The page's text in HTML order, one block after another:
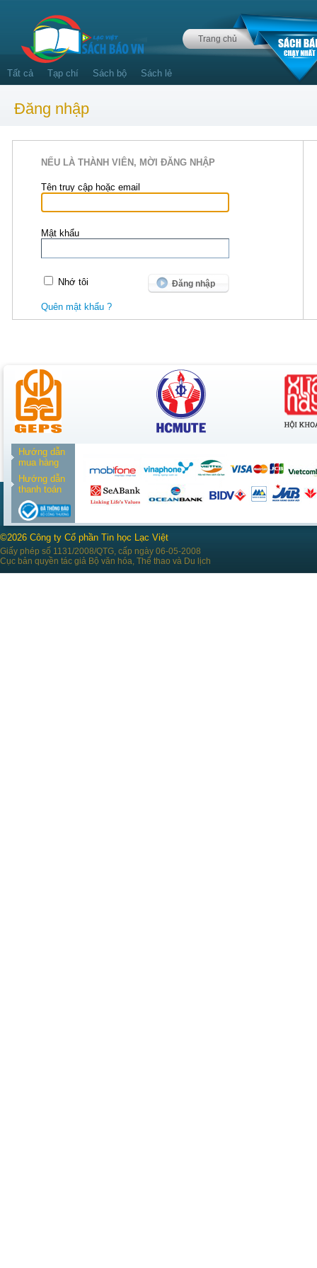
Trang chủ
Tất cả Tạp chí Sách bộ Sách lẻ
Đăng nhập
NẾU LÀ THÀNH VIÊN, MỜI ĐĂNG NHẬP
Tên truy cập hoặc email
Mật khẩu
Nhớ tôi
Quên mật khẩu ?
Hướng dẫn
mua hàng
Hướng dẫn
thanh toán
©2026 Công ty Cổ phần Tin học Lạc Việt
Giấy phép số 1131/2008/QTG, cấp ngày 06-05-2008
Cục bản quyền tác giả Bộ văn hóa, Thể thao và Du lịch